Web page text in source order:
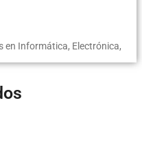
en Informática, Electrónica,